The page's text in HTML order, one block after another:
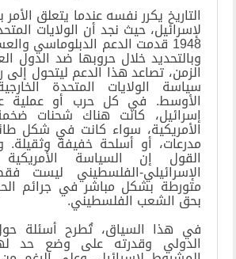
التاريخ يكرر نفسه عندما يتعلق الأمر
لإسرائيل، حيث نجد أن الولايات
1948 قدمت الدعم الدبلوماسي
وبالتحديد خلال حروبها ضد الدول
الزمن، تصاعد هذا الدعم ليتحول
سياسة الولايات المتحدة
الأوسط. في كل حرب أو عملية
إسرائيل، كانت هناك شحنات
الأمريكية، سواء كانت في شكل
مدرعات، أو أسلحة خفيفة
القول إن السياسة
الإسرائيلي-الفلسطيني ليست
متورطة بشكل مباشر في جرائم
بحق الشعب الفلسطيني.
في هذا السياق، تُطرح أسئلة
الدولي وقدرته على وضع حد